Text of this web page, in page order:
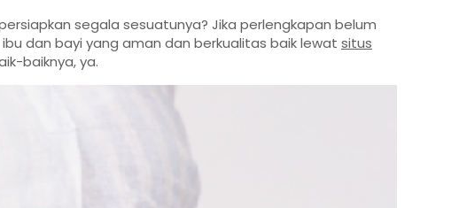
segala sesuatunya? Jika perlengkapan belum
dan bayi yang aman dan berkualitas baik lewat situs
baiknya, ya.